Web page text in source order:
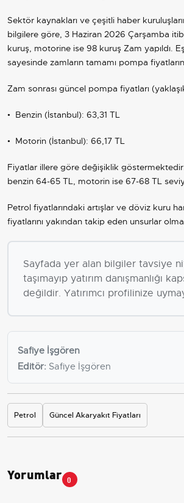
Sektör kaynakları ve çeşitli haber
bilgilere göre, 3 Haziran 2026 Çarşamba
kuruş, motorine ise 98 kuruş Zam yapıldı.
sayesinde zamların tamamı pompa
Zam sonrası güncel pompa fiyatları
• Benzin (İstanbul): 63,31 TL
• Motorin (İstanbul): 66,17 TL
Fiyatlar illere göre değişiklik
benzin 64-65 TL, motorin ise 67-68 TL
Petrol fiyatlarındaki artışlar ve döviz kuru
fiyatlarını yakından takip eden unsurlar
Sayfada yer alan bilgiler tavsiye
taşımayıp yatırım danışmanlığı
değildir. Yatırımcı profilinize
Safiye İşgören
Editör: Safiye İşgören
Petrol Güncel Akaryakıt Fiyatları
Yorumlar 0